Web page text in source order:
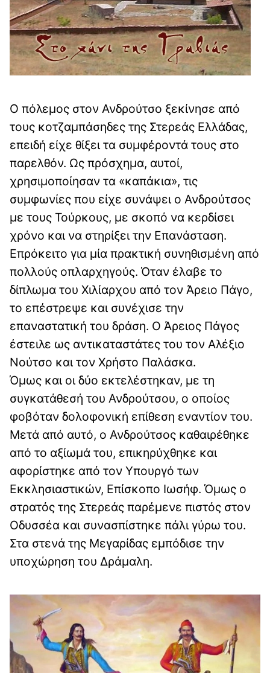
Ο πόλεμος στον Ανδρούτσο ξεκίνησε από
τους κοτζαμπάσηδες της Στερεάς Ελλάδας,
επειδή είχε θίξει τα συμφέροντά τους στο
παρελθόν. Ως πρόσχημα, αυτοί,
χρησιμοποίησαν τα «καπάκια», τις
συμφωνίες που είχε συνάψει ο Ανδρούτσος
με τους Τούρκους, με σκοπό να κερδίσει
χρόνο και να στηρίξει την Επανάσταση.
Επρόκειτο για μία πρακτική συνηθισμένη από
πολλούς οπλαρχηγούς. Όταν έλαβε το
δίπλωμα του Χιλίαρχου από τον Άρειο Πάγο,
το επέστρεψε και συνέχισε την
επαναστατική του δράση. Ο Άρειος Πάγος
έστειλε ως αντικαταστάτες του τον Αλέξιο
Νούτσο και τον Χρήστο Παλάσκα.
Όμως και οι δύο εκτελέστηκαν, με τη
συγκατάθεσή του Ανδρούτσου, ο οποίος
φοβόταν δολοφονική επίθεση εναντίον του.
Μετά από αυτό, ο Ανδρούτσος καθαιρέθηκε
από το αξίωμά του, επικηρύχθηκε και
αφορίστηκε από τον Υπουργό των
Εκκλησιαστικών, Επίσκοπο Ιωσήφ. Όμως ο
στρατός της Στερεάς παρέμενε πιστός στον
Οδυσσέα και συνασπίστηκε πάλι γύρω του.
Στα στενά της Μεγαρίδας εμπόδισε την
υποχώρηση του Δράμαλη.